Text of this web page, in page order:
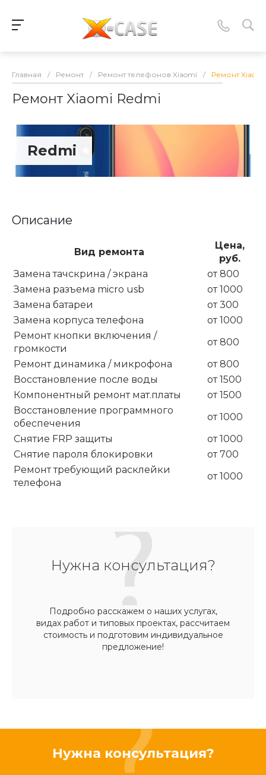
Главная / Ремонт / Ремонт телефонов Xiaomi / Ремонт
Ремонт Xiaomi Redmi
Redmi
Описание
Вид ремонта
Цена,
руб.
Замена тачскрина / экрана
от 800
Замена разъема micro usb
от 1000
Замена батареи
от 300
Замена корпуса телефона
от 1000
Ремонт кнопки включения /
громкости
от 800
Ремонт динамика / микрофона
от 800
Восстановление после воды
от 1500
Компонентный ремонт мат.платы
от 1500
Восстановление программного
обеспечения
от 1000
Снятие FRP защиты
от 1000
Снятие пароля блокировки
от 700
Ремонт требующий расклейки
телефона
от 1000
Нужна консультация?
Подробно расскажем о наших услугах,
видах работ и типовых проектах, рассчитаем
стоимость и подготовим индивидуальное
предложение!
Нужна консультация?